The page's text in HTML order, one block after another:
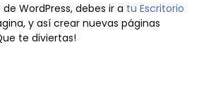
WordPress, debes ir a tu Escritorio
y así crear nuevas páginas
te diviertas!